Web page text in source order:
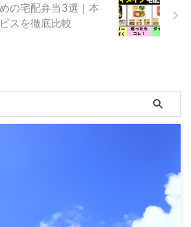
の宅配弁当3選｜本
スを徹底比較